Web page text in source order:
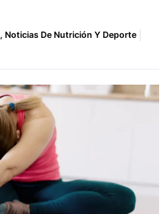
, Noticias De Nutrición Y Deporte